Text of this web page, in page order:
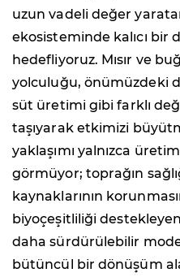
uzun vadeli değer
ekosisteminde kalıcı bir
hedefliyoruz. Mısır ve
yolculuğu, önümüzdeki
süt üretimi gibi farklı
taşıyarak etkimizi
yaklaşımı yalnızca
görmüyor; toprağın
kaynaklarının
biyoçeşitliliği
daha sürdürülebilir
bütüncül bir dönüşüm